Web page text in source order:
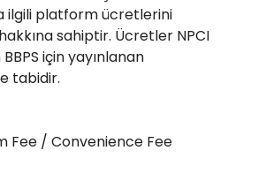
ilgili platform ücretlerini
sahiptir. Ücretler NPCI
için yayınlanan
tabidir.
Fee / Convenience Fee